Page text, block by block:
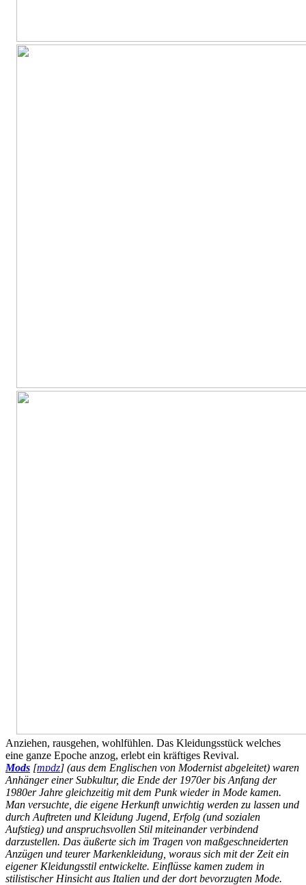
Anziehen, rausgehen, wohlfühlen. Das Kleidungsstück welches
eine ganze Epoche anzog, erlebt ein kräftiges Revival.
Mods [mɒdz] (aus dem Englischen von Modernist abgeleitet) waren
Anhänger einer Subkultur, die Ende der 1970er bis Anfang der
1980er Jahre gleichzeitig mit dem Punk wieder in Mode kamen.
Man versuchte, die eigene Herkunft unwichtig werden zu lassen und
durch Auftreten und Kleidung Jugend, Erfolg (und sozialen
Aufstieg) und anspruchsvollen Stil miteinander verbindend
darzustellen. Das äußerte sich im Tragen von maßgeschneiderten
Anzügen und teurer Markenkleidung, woraus sich mit der Zeit ein
eigener Kleidungsstil entwickelte. Einflüsse kamen zudem in
stilistischer Hinsicht aus Italien und der dort bevorzugten Mode.